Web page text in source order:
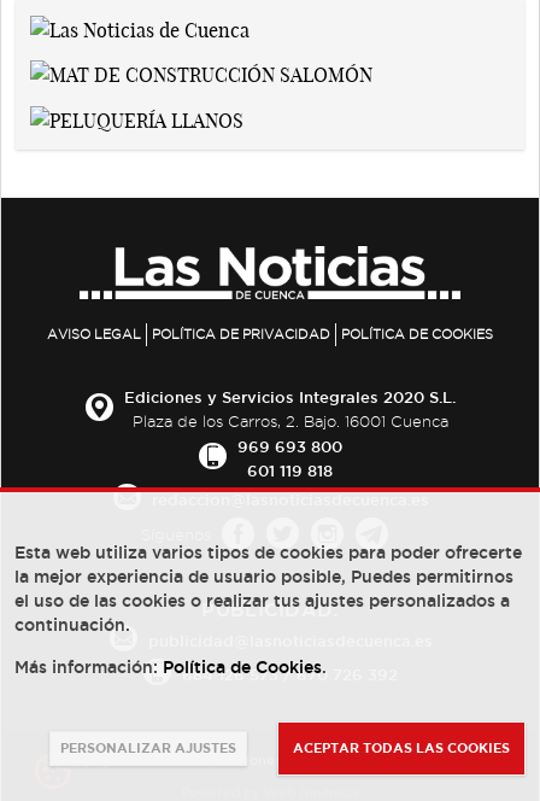
AVISO LEGAL POLÍTICA DE PRIVACIDAD POLÍTICA DE COOKIES
Ediciones y Servicios Integrales 2020 S.L.
Plaza de los Carros, 2. Bajo. 16001 Cuenca
969 693 800
601 119 818
PUBLICIDAD:
684 126 573/670 726 392
Esta web utiliza varios tipos de cookies para poder ofrecerte
la mejor experiencia de usuario posible, Puedes permitirnos
el uso de las cookies o realizar tus ajustes personalizados a
continuación.
Más información: Política de Cookies.
PERSONALIZAR AJUSTES ACEPTAR TODAS LAS COOKIES